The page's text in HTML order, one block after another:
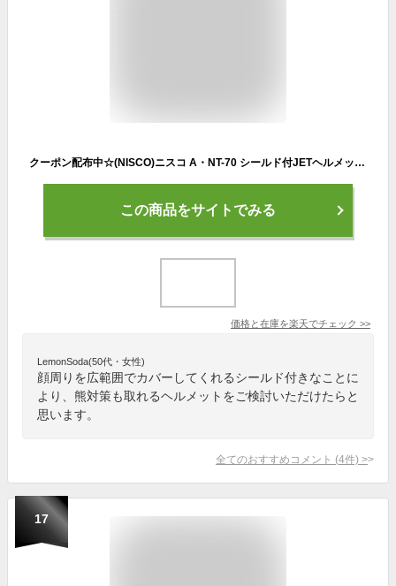
クーポン配布中☆(NISCO)ニスコ A・NT-70 シールド付JETヘルメット NV/IVライン | オートバイ ヘルメットバイク 原付 へるめっと ヘルメット バイク かっこいい シールド ジェットヘルメット ジェット フェイスガード バイク用品 アウトドアグッズ ア
この商品をサイトでみる
価格と在庫を楽天でチェック >>
LemonSoda(50代・女性)
顔周りを広範囲でカバーしてくれるシールド付きなことに
より、熊対策も取れるヘルメットをご検討いただけたらと
思います。
全てのおすすめコメント (4件) >
17